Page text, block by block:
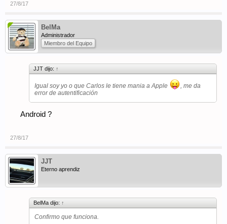
27/8/17
BelMa
Administrador
Miembro del Equipo
JJT dijo: ↑
Igual soy yo o que Carlos le tiene mania a Apple
, me da
error de autentificación
Android ?
27/8/17
JJT
Eterno aprendiz
BelMa dijo: ↑
Confirmo que funciona.